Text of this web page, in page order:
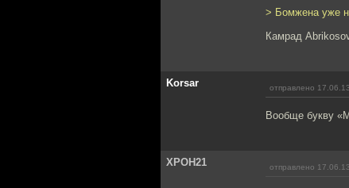
> Бомжена уже
Камрад
Korsar отправлено
Вообще букву
XPOH21 отправлено